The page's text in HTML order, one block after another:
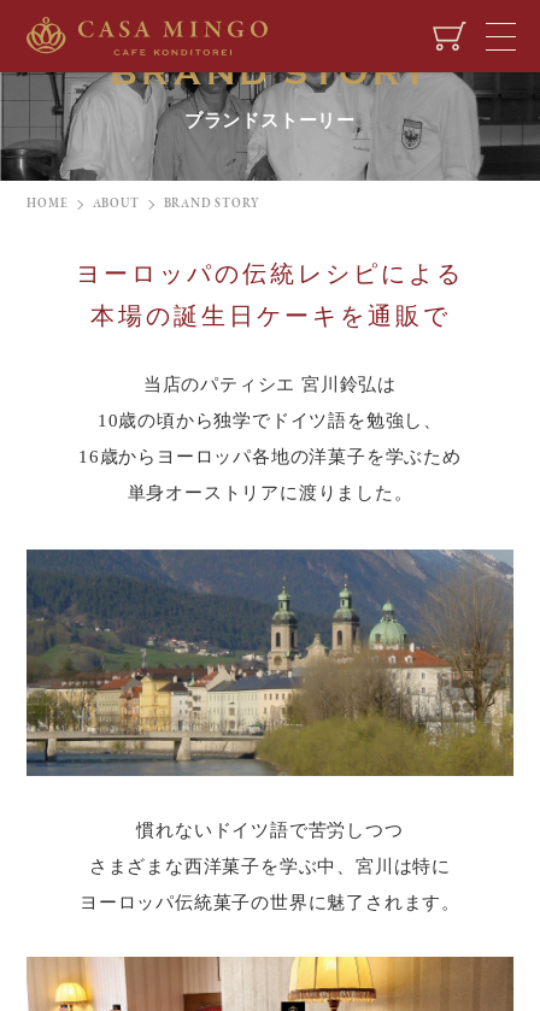
BRAND STORY
ブランドストーリー
HOME ABOUT BRAND STORY
ヨーロッパの伝統レシピによる
本場の誕生日ケーキを通販で
当店のパティシエ 宮川鈴弘は
10歳の頃から独学でドイツ語を勉強し、
16歳からヨーロッパ各地の洋菓子を学ぶため
単身オーストリアに渡りました。
慣れないドイツ語で苦労しつつ
さまざまな西洋菓子を学ぶ中、宮川は特に
ヨーロッパ伝統菓子の世界に魅了されます。